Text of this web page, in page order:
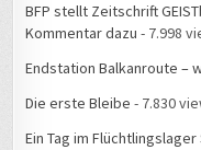
BFP stellt Zeitschrift
Kommentar dazu - 7.998
Endstation Balkanroute –
Die erste Bleibe - 7.830
Ein Tag im